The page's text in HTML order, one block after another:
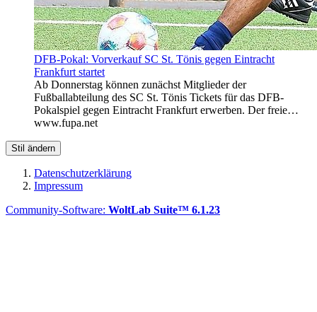
DFB-Pokal: Vorverkauf SC St. Tönis gegen Eintracht
Frankfurt startet
Ab Donnerstag können zunächst Mitglieder der
Fußballabteilung des SC St. Tönis Tickets für das DFB-
Pokalspiel gegen Eintracht Frankfurt erwerben. Der freie…
www.fupa.net
Stil ändern
Datenschutzerklärung
Impressum
Community-Software: WoltLab Suite™ 6.1.23